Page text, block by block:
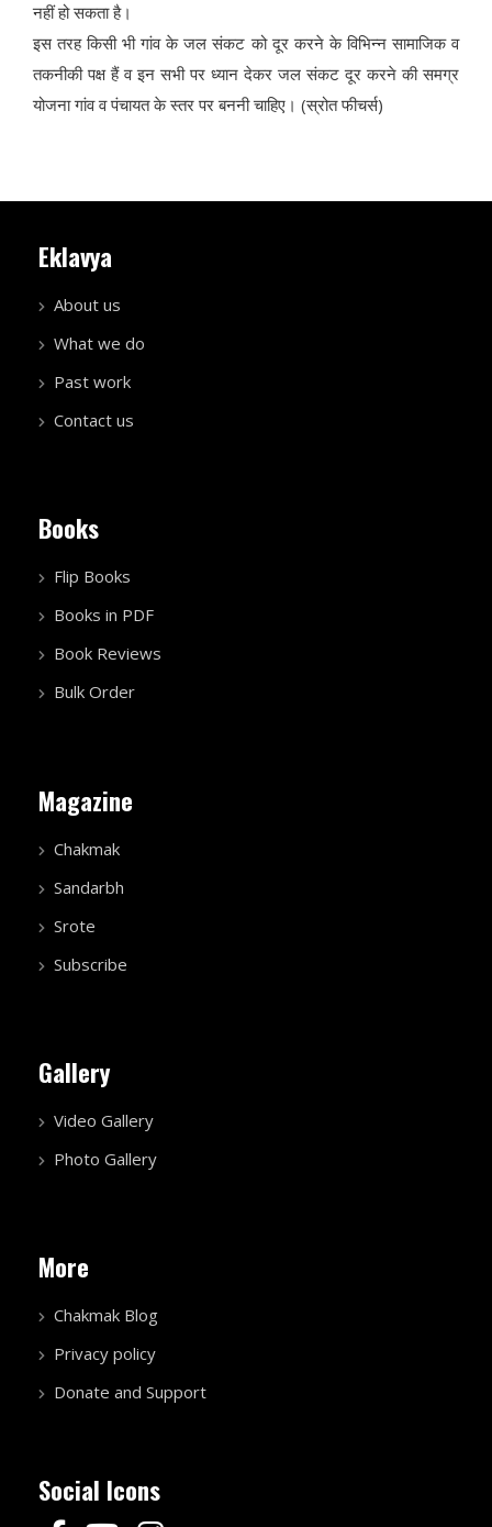
नहीं हो सकता है।
इस तरह किसी भी गांव के जल संकट को दूर करने के विभिन्न सामाजिक व
तकनीकी पक्ष हैं व इन सभी पर ध्यान देकर जल संकट दूर करने की समग्र
योजना गांव व पंचायत के स्तर पर बननी चाहिए। (स्रोत फीचर्स)
Eklavya
About us
What we do
Past work
Contact us
Books
Flip Books
Books in PDF
Book Reviews
Bulk Order
Magazine
Chakmak
Sandarbh
Srote
Subscribe
Gallery
Video Gallery
Photo Gallery
More
Chakmak Blog
Privacy policy
Donate and Support
Social Icons